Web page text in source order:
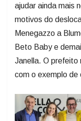
ajudar ainda mais
motivos do
Menegazzo a
Beto Baby e
Janella. O prefeito
com o exemplo de